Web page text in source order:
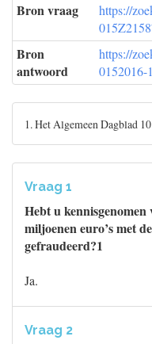
Bron vraag
https://
Bron
antwoord
https://
0152016-
1. Het Algemeen Dagblad
Vraag 1
Hebt u
miljoenen euro’s met
gefraudeerd?1
Ja.
Vraag 2